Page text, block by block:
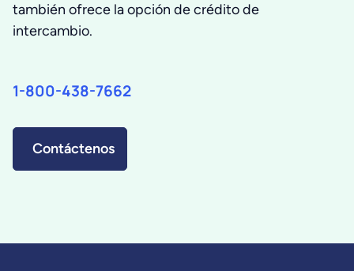
también ofrece la opción de crédito de
intercambio.
1-800-438-7662
Contáctenos